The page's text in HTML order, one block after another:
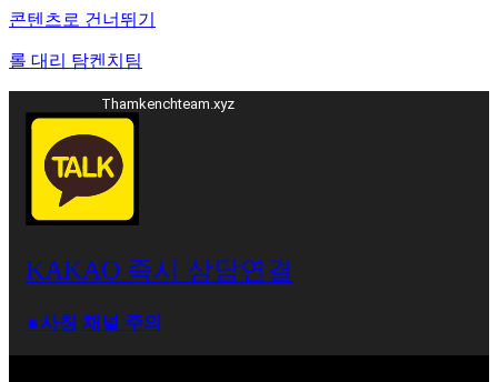
콘텐츠로 건너뛰기
롤 대리 탐켄치팀
Thamkenchteam.xyz
KAKAO 즉시 상담연결
⁕사칭 채널 주의